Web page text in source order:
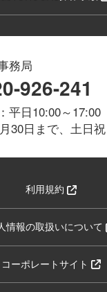
務局
926-241
平日10:00～17:00
30日まで、土日祝
利用規約
情報の取扱いについて
コーポレートサイト